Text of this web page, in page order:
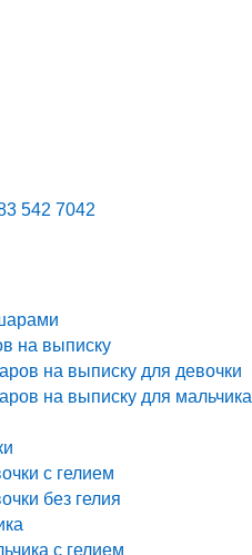
542 7042
на выписку
на выписку для девочки
на выписку для мальчика
с гелием
без гелия
с гелием